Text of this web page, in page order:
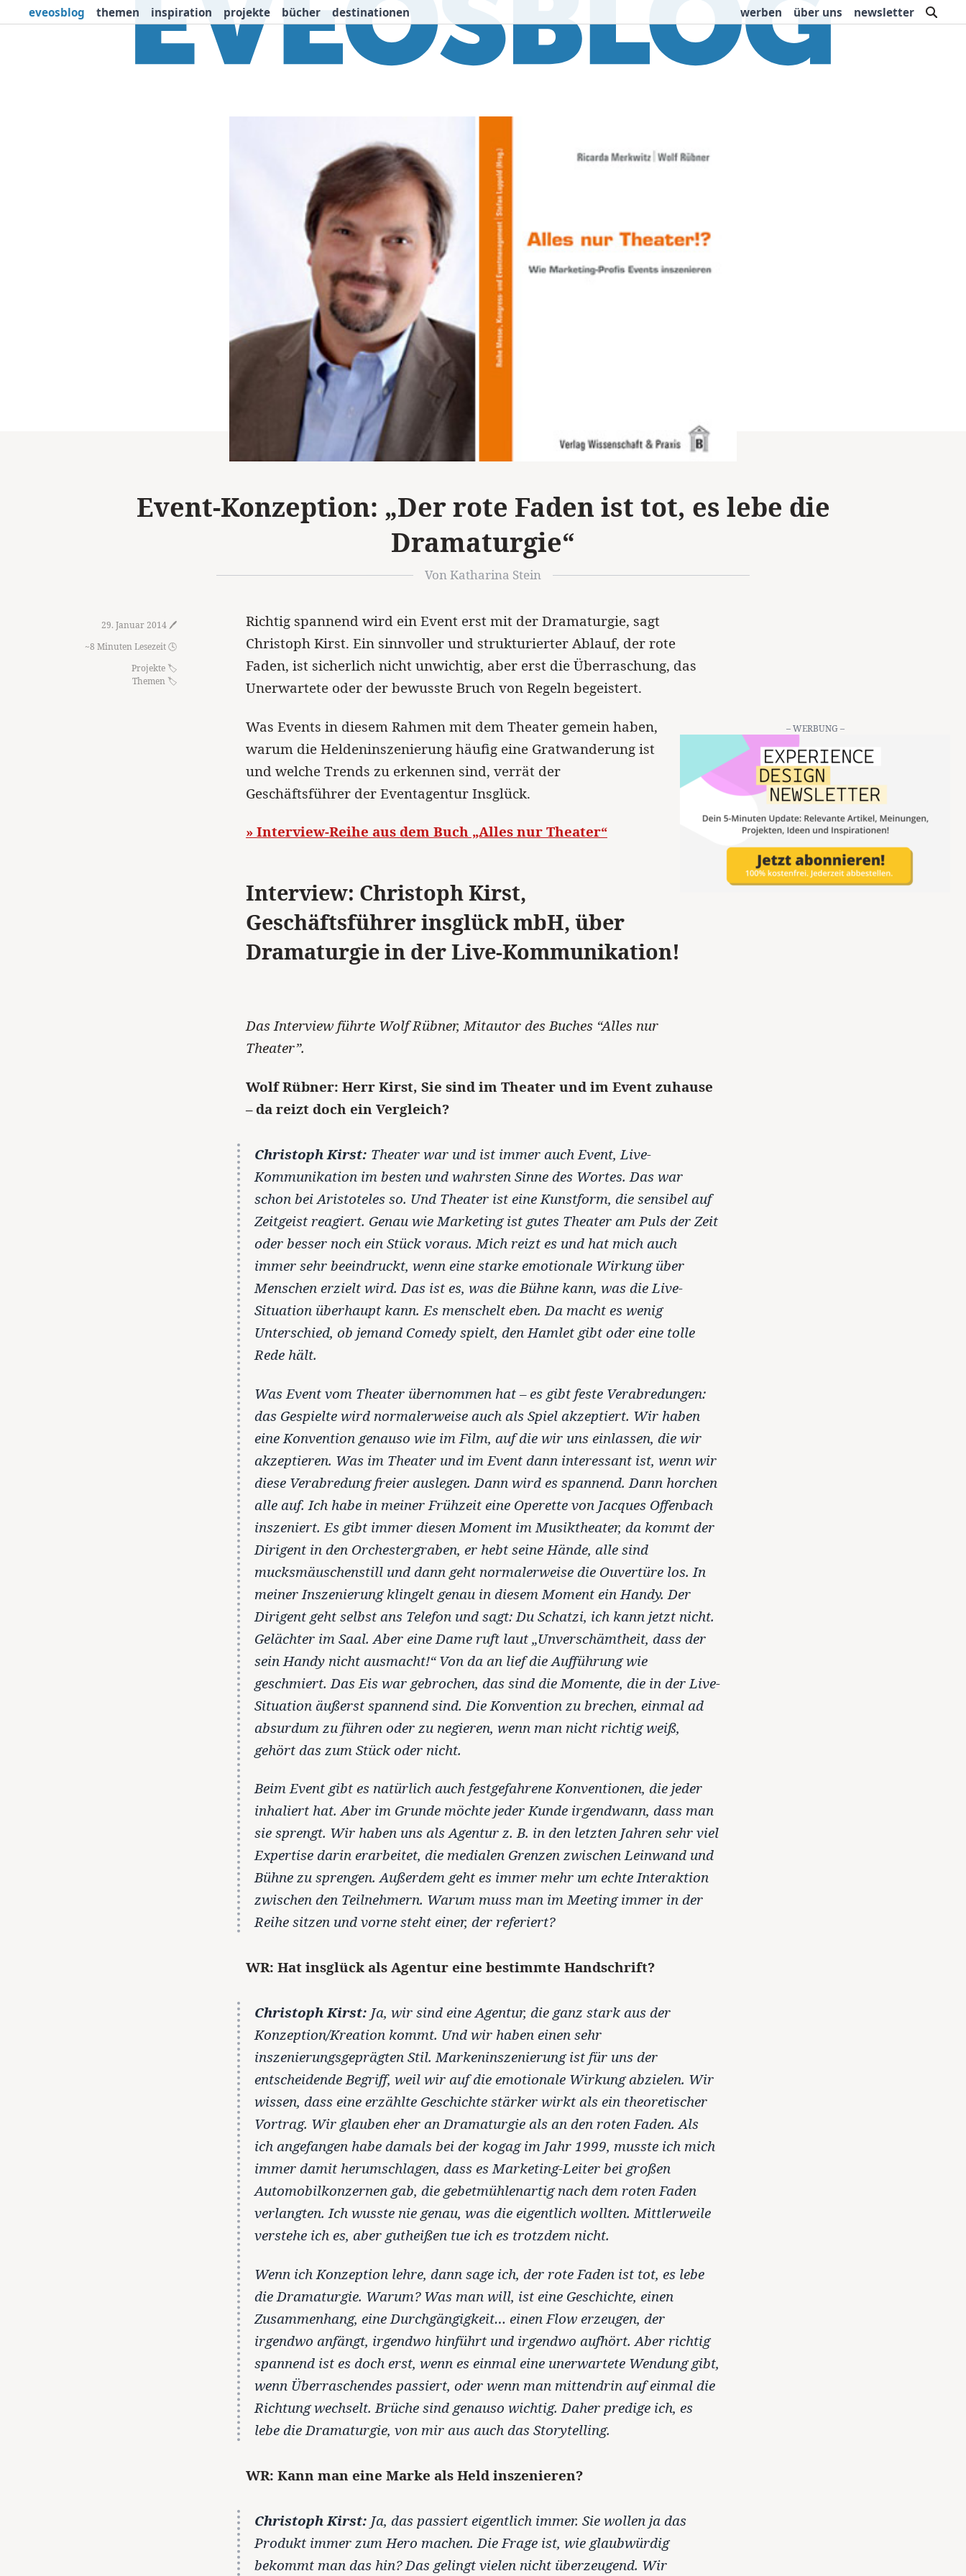
eveosblog themen inspiration projekte bücher destinationen werben über uns newsletter
Projekte Inspiration Destinationen Über uns Werbung
Buchtipps
Event-Konzeption: „Der rote Faden ist tot, es lebe die
Dramaturgie“
Von Katharina Stein
29. Januar 2014 🖊️
~8 Minuten Lesezeit 🕓
Projekte
Themen
Richtig spannend wird ein Event erst mit der Dramaturgie, sagt
Christoph Kirst. Ein sinnvoller und strukturierter Ablauf, der rote
Faden, ist sicherlich nicht unwichtig, aber erst die Überraschung, das
Unerwartete oder der bewusste Bruch von Regeln begeistert.
– WERBUNG –
Was Events in diesem Rahmen mit dem Theater gemein haben,
warum die Heldeninszenierung häufig eine Gratwanderung ist
und welche Trends zu erkennen sind, verrät der
Geschäftsführer der Eventagentur Insglück.
» Interview-Reihe aus dem Buch „Alles nur Theater“
Interview: Christoph Kirst,
Geschäftsführer insglück mbH, über
Dramaturgie in der Live-Kommunikation!
Das Interview führte Wolf Rübner, Mitautor des Buches “Alles nur
Theater”.
Wolf Rübner: Herr Kirst, Sie sind im Theater und im Event zuhause
– da reizt doch ein Vergleich?
Christoph Kirst: Theater war und ist immer auch Event, Live-
Kommunikation im besten und wahrsten Sinne des Wortes. Das war
schon bei Aristoteles so. Und Theater ist eine Kunstform, die sensibel auf
Zeitgeist reagiert. Genau wie Marketing ist gutes Theater am Puls der Zeit
oder besser noch ein Stück voraus. Mich reizt es und hat mich auch
immer sehr beeindruckt, wenn eine starke emotionale Wirkung über
Menschen erzielt wird. Das ist es, was die Bühne kann, was die Live-
Situation überhaupt kann. Es menschelt eben. Da macht es wenig
Unterschied, ob jemand Comedy spielt, den Hamlet gibt oder eine tolle
Rede hält.
Was Event vom Theater übernommen hat – es gibt feste Verabredungen:
das Gespielte wird normalerweise auch als Spiel akzeptiert. Wir haben
eine Konvention genauso wie im Film, auf die wir uns einlassen, die wir
akzeptieren. Was im Theater und im Event dann interessant ist, wenn wir
diese Verabredung freier auslegen. Dann wird es spannend. Dann horchen
alle auf. Ich habe in meiner Frühzeit eine Operette von Jacques Offenbach
inszeniert. Es gibt immer diesen Moment im Musiktheater, da kommt der
Dirigent in den Orchestergraben, er hebt seine Hände, alle sind
mucksmäuschenstill und dann geht normalerweise die Ouvertüre los. In
meiner Inszenierung klingelt genau in diesem Moment ein Handy. Der
Dirigent geht selbst ans Telefon und sagt: Du Schatzi, ich kann jetzt nicht.
Gelächter im Saal. Aber eine Dame ruft laut „Unverschämtheit, dass der
sein Handy nicht ausmacht!“ Von da an lief die Aufführung wie
geschmiert. Das Eis war gebrochen, das sind die Momente, die in der Live-
Situation äußerst spannend sind. Die Konvention zu brechen, einmal ad
absurdum zu führen oder zu negieren, wenn man nicht richtig weiß,
gehört das zum Stück oder nicht.
Beim Event gibt es natürlich auch festgefahrene Konventionen, die jeder
inhaliert hat. Aber im Grunde möchte jeder Kunde irgendwann, dass man
sie sprengt. Wir haben uns als Agentur z. B. in den letzten Jahren sehr viel
Expertise darin erarbeitet, die medialen Grenzen zwischen Leinwand und
Bühne zu sprengen. Außerdem geht es immer mehr um echte Interaktion
zwischen den Teilnehmern. Warum muss man im Meeting immer in der
Reihe sitzen und vorne steht einer, der referiert?
WR: Hat insglück als Agentur eine bestimmte Handschrift?
Christoph Kirst: Ja, wir sind eine Agentur, die ganz stark aus der
Konzeption/Kreation kommt. Und wir haben einen sehr
inszenierungsgeprägten Stil. Markeninszenierung ist für uns der
entscheidende Begriff, weil wir auf die emotionale Wirkung abzielen. Wir
wissen, dass eine erzählte Geschichte stärker wirkt als ein theoretischer
Vortrag. Wir glauben eher an Dramaturgie als an den roten Faden. Als
ich angefangen habe damals bei der kogag im Jahr 1999, musste ich mich
immer damit herumschlagen, dass es Marketing-Leiter bei großen
Automobilkonzernen gab, die gebetmühlenartig nach dem roten Faden
verlangten. Ich wusste nie genau, was die eigentlich wollten. Mittlerweile
verstehe ich es, aber gutheißen tue ich es trotzdem nicht.
Wenn ich Konzeption lehre, dann sage ich, der rote Faden ist tot, es lebe
die Dramaturgie. Warum? Was man will, ist eine Geschichte, einen
Zusammenhang, eine Durchgängigkeit… einen Flow erzeugen, der
irgendwo anfängt, irgendwo hinführt und irgendwo aufhört. Aber richtig
spannend ist es doch erst, wenn es einmal eine unerwartete Wendung gibt,
wenn Überraschendes passiert, oder wenn man mittendrin auf einmal die
Richtung wechselt. Brüche sind genauso wichtig. Daher predige ich, es
lebe die Dramaturgie, von mir aus auch das Storytelling.
WR: Kann man eine Marke als Held inszenieren?
Christoph Kirst: Ja, das passiert eigentlich immer. Sie wollen ja das
Produkt immer zum Hero machen. Die Frage ist, wie glaubwürdig
bekommt man das hin? Das gelingt vielen nicht überzeugend. Wir